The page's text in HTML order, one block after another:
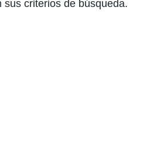
criterios de búsqueda.